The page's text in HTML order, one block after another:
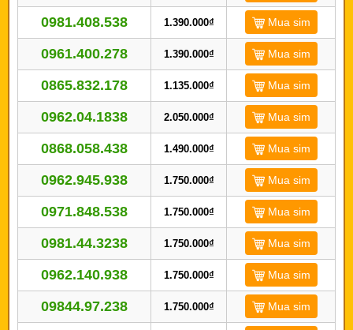
0981.408.538 1.390.000₫ Mua sim
0961.400.278 1.390.000₫ Mua sim
0865.832.178 1.135.000₫ Mua sim
0962.04.1838 2.050.000₫ Mua sim
0868.058.438 1.490.000₫ Mua sim
0962.945.938 1.750.000₫ Mua sim
0971.848.538 1.750.000₫ Mua sim
0981.44.3238 1.750.000₫ Mua sim
0962.140.938 1.750.000₫ Mua sim
09844.97.238 1.750.000₫ Mua sim